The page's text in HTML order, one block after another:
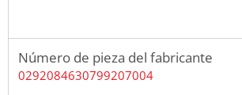
Número de pieza del fabricante
0292084630799207004